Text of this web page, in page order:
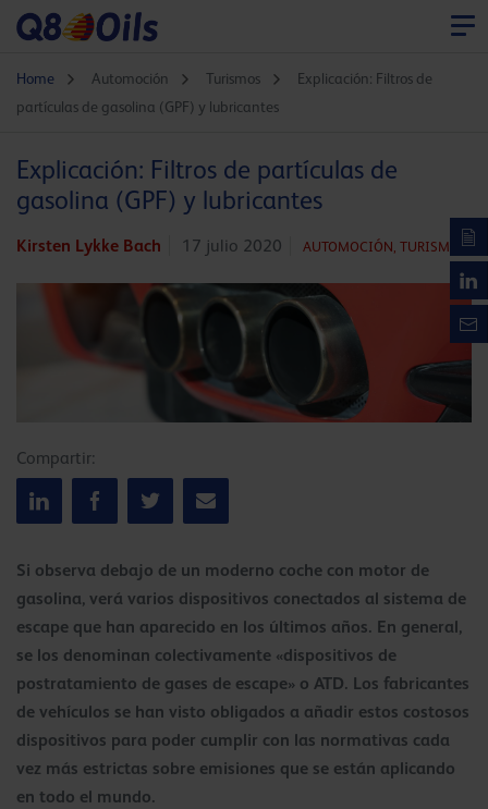
Home Automoción Turismos
Explicación: Filtros de
partículas de gasolina (GPF) y lubricantes
Explicación: Filtros de partículas de
gasolina (GPF) y lubricantes
Kirsten Lykke Bach 17 julio 2020 AUTOMOCIÓN, TURISMOS
Compartir:
Si observa debajo de un moderno coche con motor de
gasolina, verá varios dispositivos conectados al sistema de
escape que han aparecido en los últimos años. En general,
se los denominan colectivamente «dispositivos de
postratamiento de gases de escape» o ATD. Los fabricantes
de vehículos se han visto obligados a añadir estos costosos
dispositivos para poder cumplir con las normativas cada
vez más estrictas sobre emisiones que se están aplicando
en todo el mundo.